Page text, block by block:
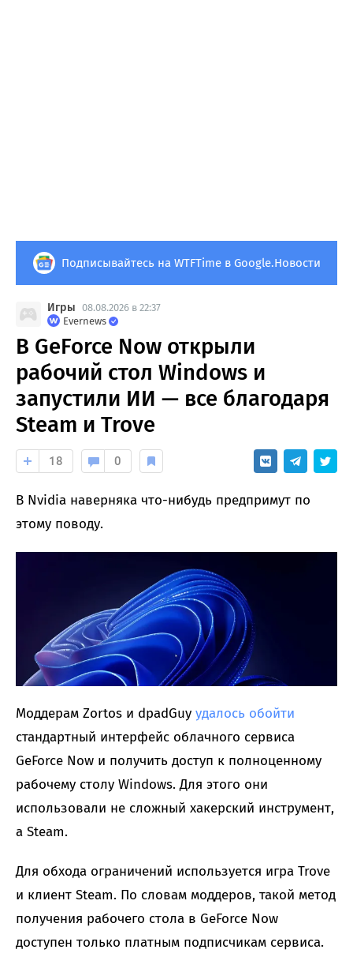
Подписывайтесь на WTFTime в Google.Новости
Игры 08.08.2026 в 22:37
Evernews
В GeForce Now открыли
рабочий стол Windows и
запустили ИИ — все благодаря
Steam и Trove
18 0
В Nvidia наверняка что-нибудь предпримут по
этому поводу.
Моддерам Zortos и dpadGuy удалось обойти
стандартный интерфейс облачного сервиса
GeForce Now и получить доступ к полноценному
рабочему столу Windows. Для этого они
использовали не сложный хакерский инструмент,
а Steam.
Для обхода ограничений используется игра Trove
и клиент Steam. По словам моддеров, такой метод
получения рабочего стола в GeForce Now
доступен только платным подписчикам сервиса.